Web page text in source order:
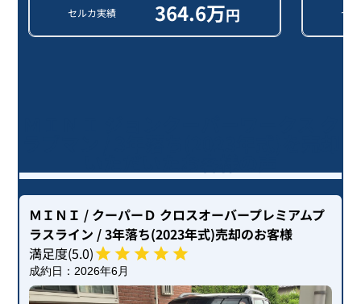
セルカ実績 364.6万円 セ
ＭＩＮＩ / クーパーＤ クロスオーバープレミアムプ
ラスライン / 3年落ち(2023年式)売却のお客様
満足度(5.0)
成約日： 2026年6月